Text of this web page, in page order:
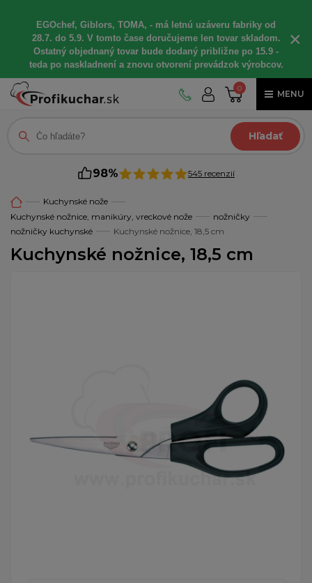
EGOchef, Giblors, TOMA, - má letnú uzáveru fabriky od
28.7. do 5.9. V tomto čase doručujeme len tovar skladom.
Ostatný objednaný tovar bude dodaný približne po 15.9 -
teda po naskladnení a znovu otvorení prevádzok výrobcov.
×
0
MENU
Hľadať
98% 545 recenzií
Kuchynské nože
Kuchynské nožnice, manikúry, vreckové nože
nožničky
nožničky kuchynské
Kuchynské nožnice, 18,5 cm
Kuchynské nožnice, 18,5 cm